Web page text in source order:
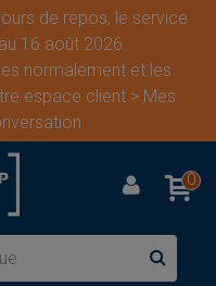
de repos, le service
16 août 2026.
normalement et les
espace client > Mes
0